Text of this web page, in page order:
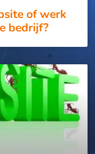
of werk
bedrijf?